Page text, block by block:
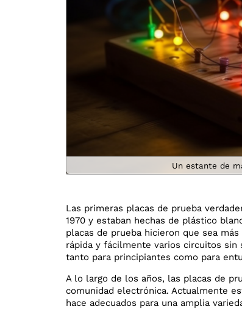
Un estante de
Las primeras placas de prueba
1970 y estaban hechas de plástico
placas de prueba hicieron que sea
rápida y fácilmente varios circuitos sin
tanto para principiantes como para
A lo largo de los años, las placas de
comunidad electrónica. Actualmente
hace adecuados para una amplia